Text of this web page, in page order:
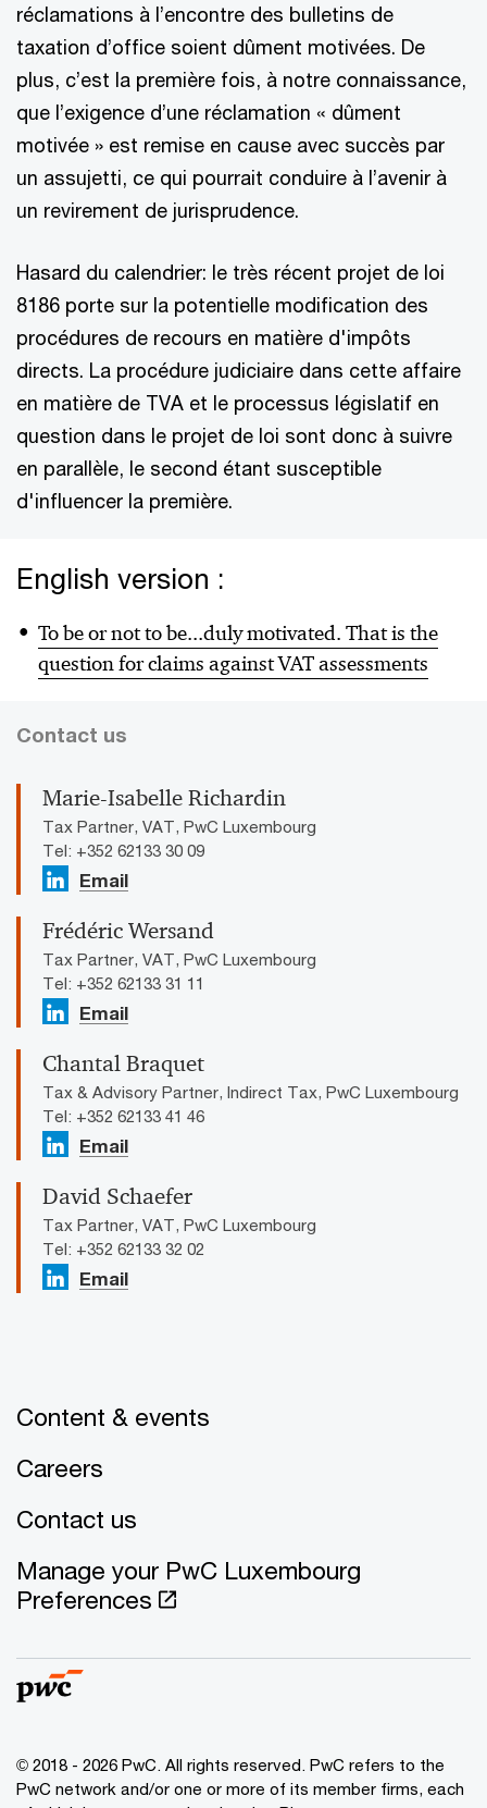
réclamations à l’encontre des bulletins de
taxation d’office soient dûment motivées. De
plus, c’est la première fois, à notre connaissance,
que l’exigence d’une réclamation « dûment
motivée » est remise en cause avec succès par
un assujetti, ce qui pourrait conduire à l’avenir à
un revirement de jurisprudence.
Hasard du calendrier: le très récent projet de loi
8186 porte sur la potentielle modification des
procédures de recours en matière d'impôts
directs. La procédure judiciaire dans cette affaire
en matière de TVA et le processus législatif en
question dans le projet de loi sont donc à suivre
en parallèle, le second étant susceptible
d'influencer la première.
English version :
To be or not to be...duly motivated. That is the
question for claims against VAT assessments
Contact us
Marie-Isabelle Richardin
Tax Partner, VAT, PwC Luxembourg
Tel: +352 62133 30 09
Email
Frédéric Wersand
Tax Partner, VAT, PwC Luxembourg
Tel: +352 62133 31 11
Email
Chantal Braquet
Tax & Advisory Partner, Indirect Tax, PwC Luxembourg
Tel: +352 62133 41 46
Email
David Schaefer
Tax Partner, VAT, PwC Luxembourg
Tel: +352 62133 32 02
Email
Content & events
Careers
Contact us
Manage your PwC Luxembourg
Preferences
© 2018 - 2026 PwC. All rights reserved. PwC refers to the
PwC network and/or one or more of its member firms, each